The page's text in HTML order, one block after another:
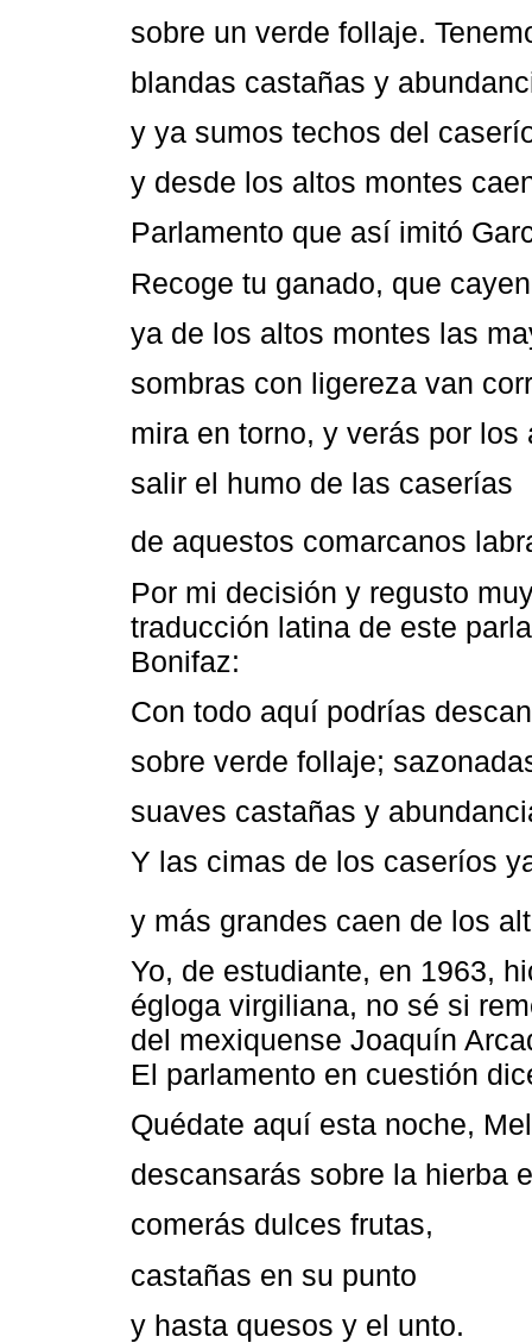
sobre un verde follaje.
blandas castañas y
y ya sumos techos del
y desde los altos montes
Parlamento que así imitó
Recoge tu ganado, que
ya de los altos montes las
sombras con ligereza van
mira en torno, y verás por los
salir el humo de las caserías
de aquestos comarcanos
Por mi decisión y regusto
traducción latina de este
Bonifaz:
Con todo aquí podrías
sobre verde follaje;
suaves castañas y
Y las cimas de los caseríos
y más grandes caen de los
Yo, de estudiante, en 1963,
égloga virgiliana, no sé si
del mexiquense Joaquín
El parlamento en cuestión
Quédate aquí esta noche,
descansarás sobre la hierba
comerás dulces frutas,
castañas en su punto
y hasta quesos y el unto.